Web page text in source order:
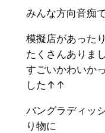
みんな方向音痴
模擬店があった
たくさんありま
すごいかわいか
した↑↑
バングラディッ
り物に